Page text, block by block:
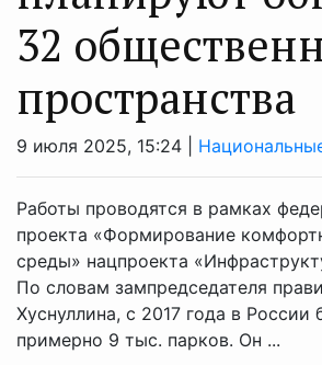
32
пространства
9 июля 2025, 15:24 |
Работы проводятся в рамках
проекта «Формирование
среды» нацпроекта
По словам зампредседателя
Хуснуллина, с 2017 года в России
примерно 9 тыс. парков. Он ...